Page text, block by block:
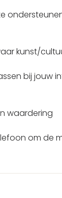
kunst/
bij jouw
waardering
om de